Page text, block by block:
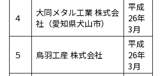
４
大同メタル工業 株式会
社（愛知県犬山市）
平成
26年
3月
５ 鳥羽工産 株式会社
平成
26年
3月